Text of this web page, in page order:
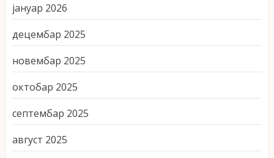
јануар 2026
децембар 2025
новембар 2025
октобар 2025
септембар 2025
август 2025